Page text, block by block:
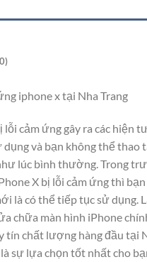
iphone x tại Nha Trang
lỗi cảm ứng gây ra các hiện
và bạn không thể thao
lúc bình thường. Trong
X bị lỗi cảm ứng thì
là có thể tiếp tục sử dụng.
chữa màn hình iPhone
tín chất lượng hàng đầu tại
sự lựa chọn tốt nhất cho